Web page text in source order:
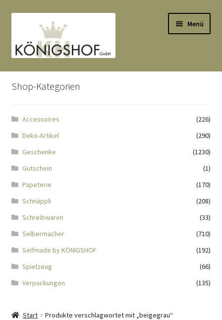
Navigation
springen
springen
Menü
Start
Anlässe
Datenauszug
Echtheit von Bewertungen
Impressum
Kasse
KÖNIGSHOF-Lädeli
Shop-Kategorien
Accessoires
(226)
Deko-Artikel
(290)
Geschenke
(1230)
Gutschein
(1)
Papeterie
(170)
Schnäppli
(208)
Schreibwaren
(33)
Selbermacher
(710)
Selfmade by KÖNIGSHOF
(192)
Spielzeug
(66)
Verpackungen
(135)
Start Produkte verschlagwortet mit „beigegrau“